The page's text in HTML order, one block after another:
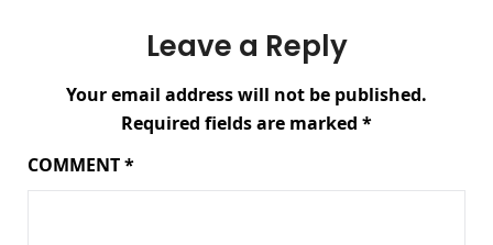
Leave a Reply
Your email address will not be published.
Required fields are marked *
COMMENT*